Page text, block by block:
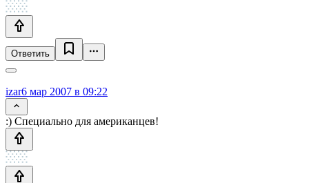
Ответить
izar6 мар 2007 в 09:22
:) Специально для американцев!